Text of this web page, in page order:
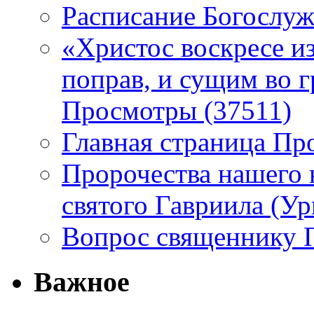
Расписание
«Христос воскресе
поправ, и сущим во
Просмотры (37511)
Главная страница
Пророчества нашего
святого Гавриила
Вопрос священнику
Важное